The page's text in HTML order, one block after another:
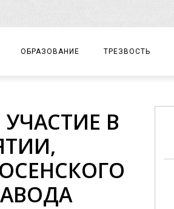
УПРАВЛЕНИЕ
ОТДЕЛЫ
ОБРАЗОВАНИЕ
ЦЕНТР «ВОЗРОЖДЕНИЕ»
ДЕТСКИЙ ТУРИЗМ
ТРЕЗВОСТЬ
ДОКУМЕНТЫ
В